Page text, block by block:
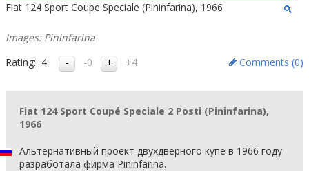
Fiat 124 Sport Coupe Speciale (Pininfarina), 1966
Images: Pininfarina
Rating: 4 -0 +4 Comments (0)
Fiat 124 Sport Coupé Speciale 2 Posti (Pininfarina),
1966
Альтернативный проект двухдверного купе в 1966 году
разработала фирма Pininfarina.